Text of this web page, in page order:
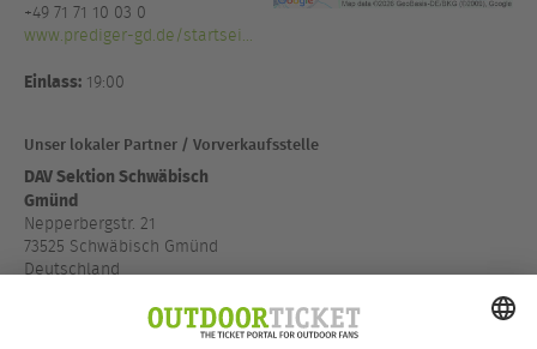
+49 71 71 10 03 0
www.prediger-gd.de/startsei...
Einlass: 19:00
Unser lokaler Partner / Vorverkaufsstelle
DAV Sektion Schwäbisch
Gmünd
Nepperbergstr. 21
73525 Schwäbisch Gmünd
Deutschland
www.dav-schwaebischgmu...